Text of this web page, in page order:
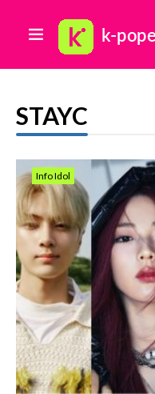
STAYC
Info Idol